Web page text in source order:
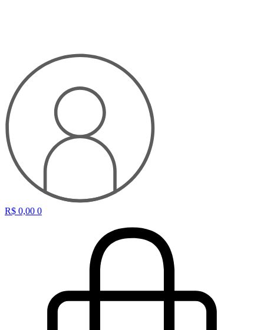
R$ 0,00 0